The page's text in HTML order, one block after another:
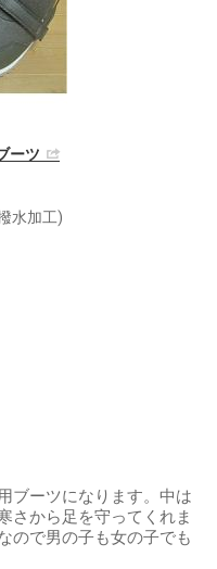
ーツ
水加工)
ブーツになります。中は
さから足を守ってくれま
ので男の子も女の子でも